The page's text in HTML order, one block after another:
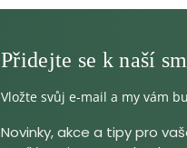
Vložte svůj e-mail a my vám